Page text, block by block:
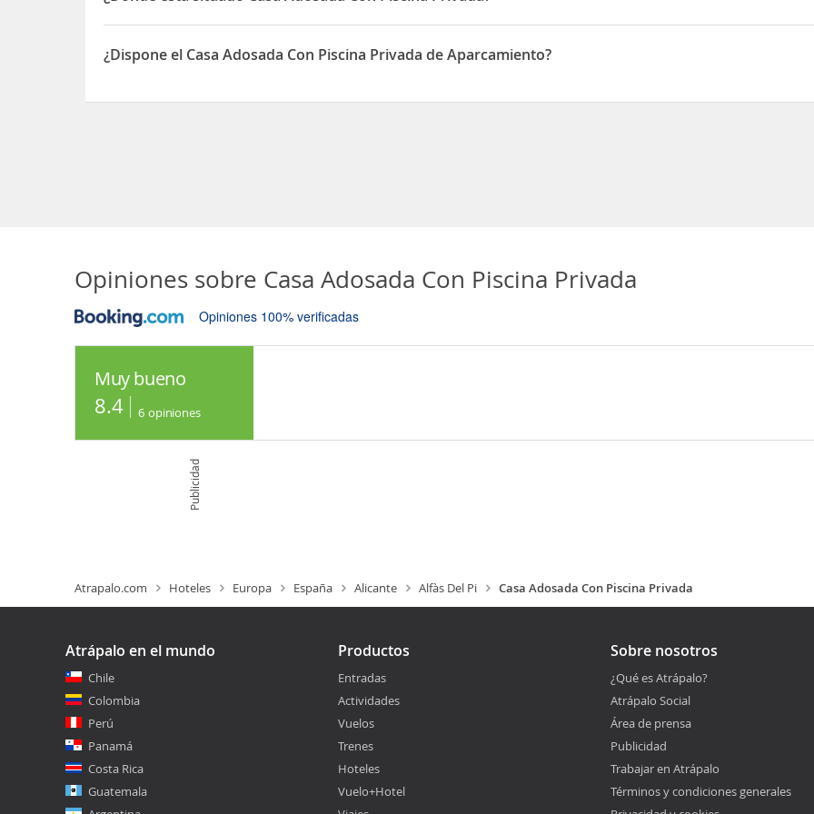
El Casa Adosada Con Piscina Privada está situado en 1 Carrer la Querrá
¿Dispone el Casa Adosada Con Piscina Privada de Aparcamiento?
Opiniones sobre Casa Adosada Con Piscina Privada
Opiniones 100% verificadas
Muy bueno
8.4 6 opiniones
Publicidad
Atrapalo.com Hoteles Europa España Alicante Alfàs Del Pi Casa Adosada Con Piscina Privada
Atrápalo en el mundo
Chile
Colombia
Perú
Panamá
Costa Rica
Guatemala
Productos
Entradas
Actividades
Vuelos
Trenes
Hoteles
Vuelo+Hotel
Sobre nosotros
¿Qué es Atrápalo?
Atrápalo Social
Área de prensa
Publicidad
Trabajar en Atrápalo
Términos y condiciones generales